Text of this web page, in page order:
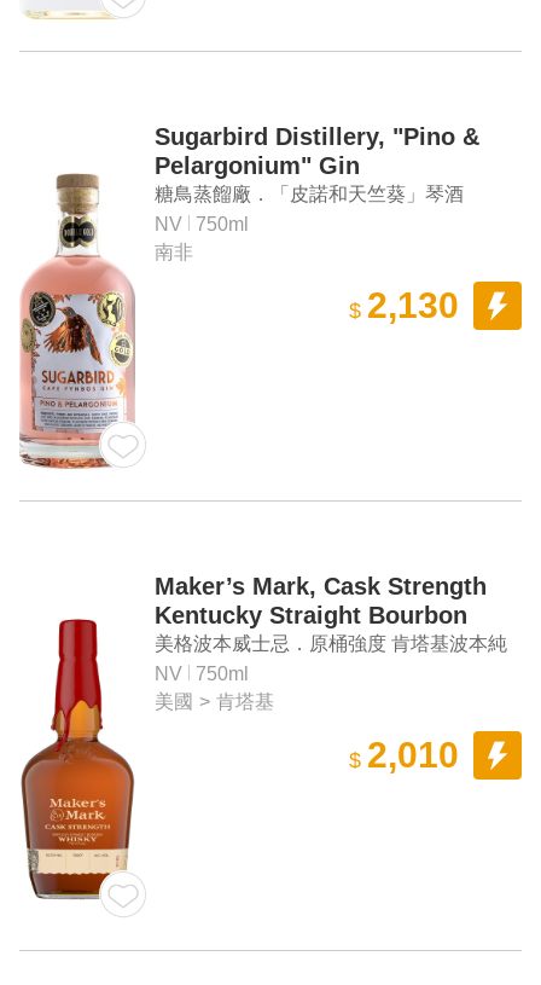
Sugarbird Distillery, "Pino &
Pelargonium" Gin
糖鳥蒸餾廠．「皮諾和天竺葵」琴酒
NV
750ml
南非
$ 2,130
Maker’s Mark, Cask Strength
Kentucky Straight Bourbon
Whisky
美格波本威士忌．原桶強度 肯塔基波本純
威士忌
NV
750ml
美國 > 肯塔基
$ 2,010